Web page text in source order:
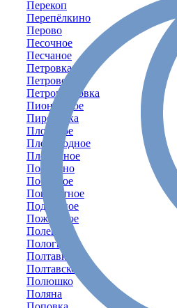
Перекоп
Перепёлкино
Перово
Песочное
Песчаное
Петровка
Петрово
Петропавловка
Пионерское
Пироговка
Плодовое
Плодородное
Плотинное
Победино
Победное
Поворотное
Подгорное
Пожарское
Полевое
Пологи
Полтавка
Полтавское
Полюшко
Поляна